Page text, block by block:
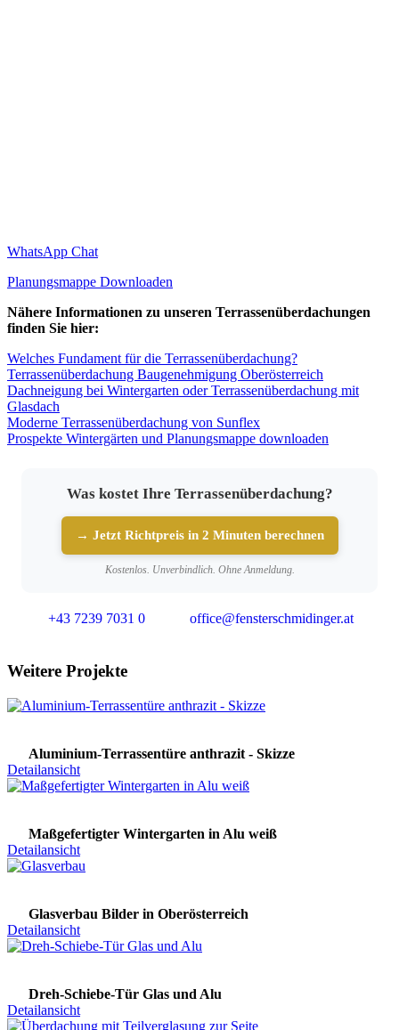
WhatsApp Chat
Planungsmappe Downloaden
Nähere Informationen zu unseren Terrassenüberdachungen
finden Sie hier:
Welches Fundament für die Terrassenüberdachung?
Terrassenüberdachung Baugenehmigung Oberösterreich
Dachneigung bei Wintergarten oder Terrassenüberdachung mit
Glasdach
Moderne Terrassenüberdachung von Sunflex
Prospekte Wintergärten und Planungsmappe downloaden
Was kostet Ihre Terrassenüberdachung?
→ Jetzt Richtpreis in 2 Minuten berechnen
Kostenlos. Unverbindlich. Ohne Anmeldung.
+43 7239 7031 0 office@fensterschmidinger.at
Weitere Projekte
Aluminium-Terrassentüre anthrazit - Skizze
Detailansicht
Maßgefertigter Wintergarten in Alu weiß
Detailansicht
Glasverbau Bilder in Oberösterreich
Detailansicht
Dreh-Schiebe-Tür Glas und Alu
Detailansicht